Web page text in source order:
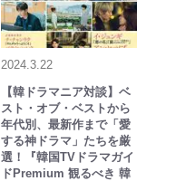
2024.3.22
【韓ドラマニア対談】ベ
スト・オブ・ベストから
年代別、最新作まで「愛
する神ドラマ」たちを厳
選！『韓国TVドラマガイ
ドPremium 観るべき 韓